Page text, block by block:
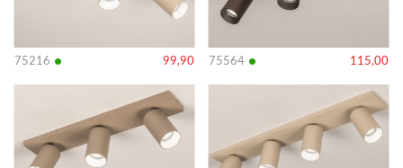
75216 • 99,90 75564 • 115,00
Bekijk
Bekijk